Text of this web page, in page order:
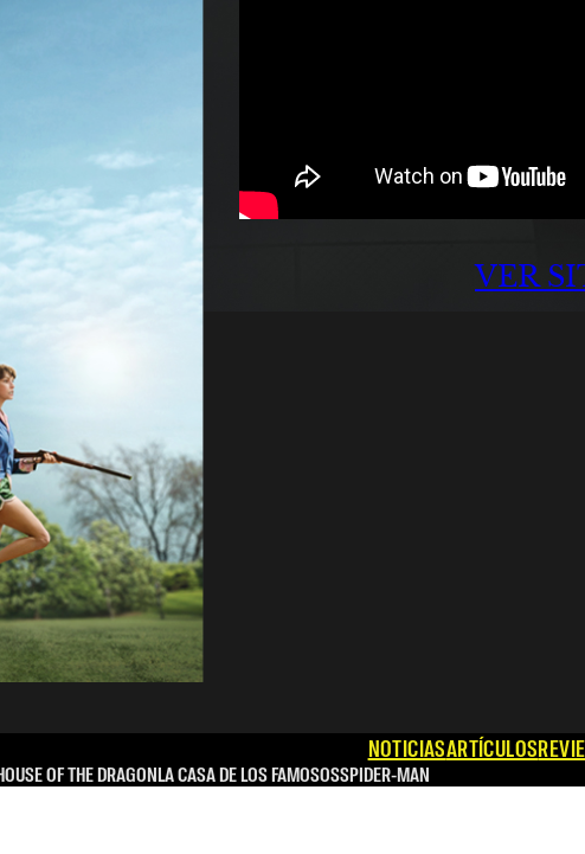
VER
NOTICIASARTÍCULOS
OF THE DRAGONLA CASA DE LOS FAMOSOSSPIDER-MAN